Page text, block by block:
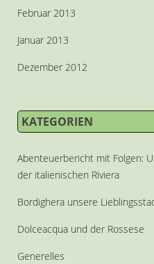
Februar 2013
Januar 2013
Dezember 2012
KATEGORIEN
Abenteuerbericht mit Folgen:
der italienischen Riviera
Bordighera unsere
Dolceacqua und der Rossese
Generelles